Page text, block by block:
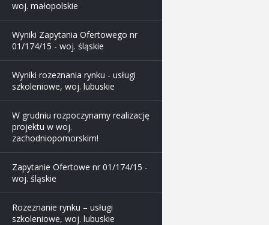
woj. małopolskie
Wyniki Zapytania Ofertowego nr
01/174/15 - woj. śląskie
Wyniki rozeznania rynku - usługi
szkoleniowe, woj. lubuskie
W grudniu rozpoczynamy realizację
projektu w woj.
zachodniopomorskim!
Zapytanie Ofertowe nr 01/174/15 -
woj. śląskie
Rozeznanie rynku – usługi
szkoleniowe, woj. lubuskie